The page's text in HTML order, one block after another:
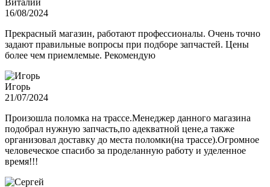
Виталий
16/08/2024
Прекрасный магазин, работают профессионалы. Очень точно
задают правильные вопросы при подборе запчастей. Цены
более чем приемлемые. Рекомендую
Игорь
21/07/2024
Произошла поломка на трассе.Менеджер данного магазина
подобрал нужную запчасть,по адекватной цене,а также
организовал доставку до места поломки(на трассе).Огромное
человеческое спасибо за проделанную работу и уделенное
время!!!